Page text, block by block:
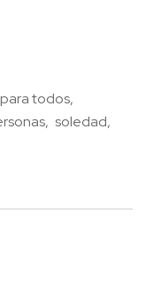
todos
soledad